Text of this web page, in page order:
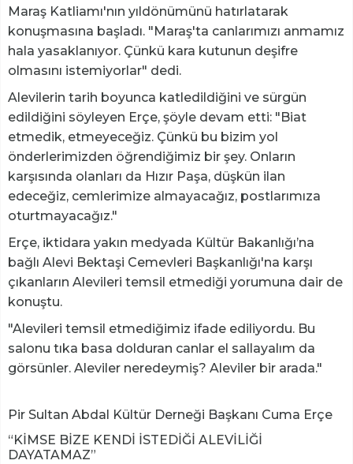
Maraş Katliamı'nın yıldönümünü hatırlatarak
konuşmasına başladı. "Maraş'ta canlarımızı anmamız
hala yasaklanıyor. Çünkü kara kutunun deşifre
olmasını istemiyorlar" dedi.
Alevilerin tarih boyunca katledildiğini ve sürgün
edildiğini söyleyen Erçe, şöyle devam etti: "Biat
etmedik, etmeyeceğiz. Çünkü bu bizim yol
önderlerimizden öğrendiğimiz bir şey. Onların
karşısında olanları da Hızır Paşa, düşkün ilan
edeceğiz, cemlerimize almayacağız, postlarımıza
oturtmayacağız."
Erçe, iktidara yakın medyada Kültür Bakanlığı’na
bağlı Alevi Bektaşi Cemevleri Başkanlığı'na karşı
çıkanların Alevileri temsil etmediği yorumuna dair de
konuştu.
"Alevileri temsil etmediğimiz ifade ediliyordu. Bu
salonu tıka basa dolduran canlar el sallayalım da
görsünler. Aleviler neredeymiş? Aleviler bir arada."
Pir Sultan Abdal Kültür Derneği Başkanı Cuma Erçe
“KİMSE BİZE KENDİ İSTEDİĞİ ALEVİLİĞİ
DAYATAMAZ”